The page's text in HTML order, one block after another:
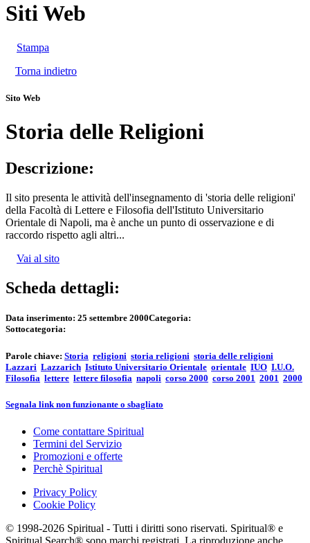
Siti Web
Stampa
Torna indietro
Sito Web
Storia delle Religioni
Descrizione:
Il sito presenta le attività dell'insegnamento di 'storia delle religioni'
della Facoltà di Lettere e Filosofia dell'Istituto Universitario
Orientale di Napoli, ma è anche un punto di osservazione e di
raccordo rispetto agli altri...
Vai al sito
Scheda dettagli:
Data inserimento: 25 settembre 2000Categoria:
Sottocategoria:
Parole chiave: Storia religioni storia religioni storia delle religioni
Lazzari Lazzarich Istituto Universitario Orientale orientale IUO I.U.O.
Filosofia lettere lettere filosofia napoli corso 2000 corso 2001 2001 2000
Segnala link non funzionante o sbagliato
Come contattare Spiritual
Termini del Servizio
Promozioni e offerte
Perchè Spiritual
Privacy Policy
Cookie Policy
© 1998-2026 Spiritual - Tutti i diritti sono riservati. Spiritual® e
Spiritual Search® sono marchi registrati. La riproduzione anche